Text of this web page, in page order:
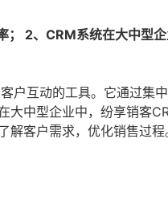
； 2、CRM系统在大中型
户互动的工具。它通过集
大中型企业中，纷享销客
客户需求，优化销售过程